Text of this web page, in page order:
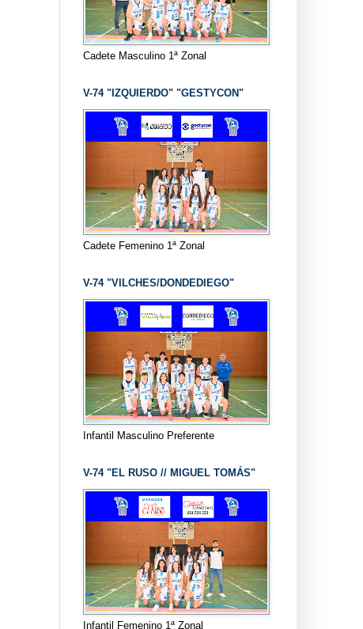
Cadete Masculino 1ª Zonal
V-74 "IZQUIERDO" "GESTYCON"
Cadete Femenino 1ª Zonal
V-74 "VILCHES/DONDEDIEGO"
Infantil Masculino Preferente
V-74 "EL RUSO // MIGUEL TOMÁS"
Infantil Femenino 1ª Zonal